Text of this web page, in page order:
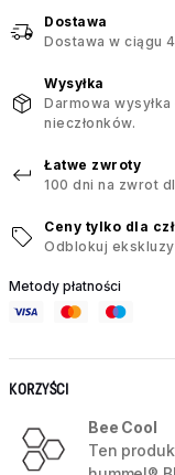
Dostawa
Dostawa w ciągu
Wysyłka
Darmowa
nieczłonków.
Łatwe zwroty
100 dni na zwrot
Ceny tylko dla
Odblokuj
Metody płatności
KORZYŚCI
Bee Cool
Ten